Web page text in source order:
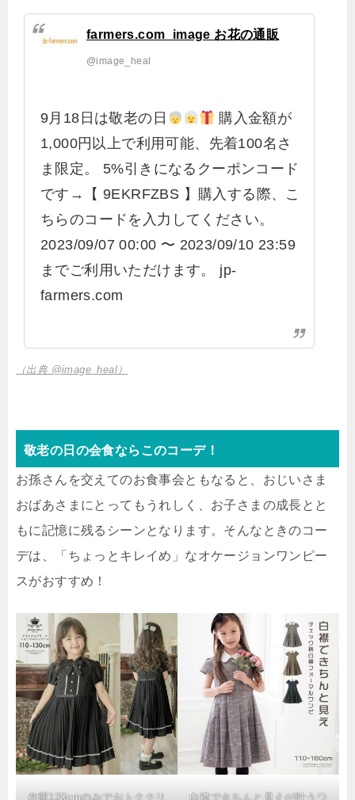
farmers.com_image お花の通販
@image_heal
9月18日は敬老の日
購入金額が
1,000円以上で利用可能、先着100名さ
ま限定。 5%引きになるクーポンコード
です→【 9EKRFZBS 】購入する際、こ
ちらのコードを入力してください。
2023/09/07 00:00 〜 2023/09/10 23:59
までご利用いただけます。 jp-
farmers.com
（出典 @image_heal）
敬老の日の会食ならこのコーデ！
お孫さんを交えてのお食事会ともなると、おじいさま
おばあさまにとってもうれしく、お子さまの成長とと
もに記憶に残るシーンとなります。そんなときのコー
デは、「ちょっとキレイめ」なオケージョンワンピー
スがおすすめ！
在庫120cmのみでおトククリ 白襟できちんと見えが叶うワ